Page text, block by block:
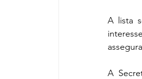
A lista
A